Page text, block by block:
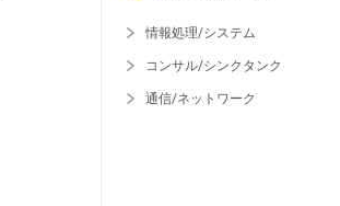
情報処理/システム
コンサル/シンクタンク
通信/ネットワーク